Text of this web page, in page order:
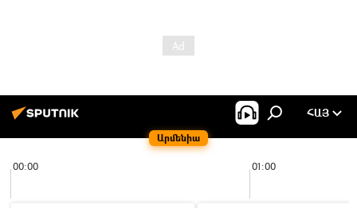
Արմենիա
ՀԱՅ
00:00 01:00